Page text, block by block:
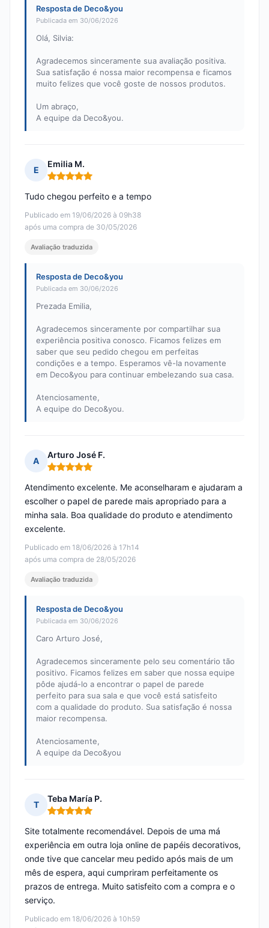
Resposta de Deco&you
Publicada em 30/06/2026
Olá, Silvia:
Agradecemos sinceramente sua avaliação positiva.
Sua satisfação é nossa maior recompensa e ficamos
muito felizes que você goste de nossos produtos.
Um abraço,
A equipe da Deco&you.
E
Emilia M.
Nota: 5 em 5
Publicado em 19/06/2026 à 09h38
após uma compra de 30/05/2026
Tudo chegou perfeito e a tempo
Avaliação traduzida
Resposta de Deco&you
Publicada em 30/06/2026
Prezada Emilia,
Agradecemos sinceramente por compartilhar sua
experiência positiva conosco. Ficamos felizes em
saber que seu pedido chegou em perfeitas
condições e a tempo. Esperamos vê-la novamente
em Deco&you para continuar embelezando sua casa.
Atenciosamente,
A equipe do Deco&you.
A
Arturo José F.
Nota: 5 em 5
Publicado em 18/06/2026 à 17h14
após uma compra de 28/05/2026
Atendimento excelente. Me aconselharam e ajudaram a
escolher o papel de parede mais apropriado para a
minha sala. Boa qualidade do produto e atendimento
excelente.
Avaliação traduzida
Resposta de Deco&you
Publicada em 30/06/2026
Caro Arturo José,
Agradecemos sinceramente pelo seu comentário tão
positivo. Ficamos felizes em saber que nossa equipe
pôde ajudá-lo a encontrar o papel de parede
perfeito para sua sala e que você está satisfeito
com a qualidade do produto. Sua satisfação é nossa
maior recompensa.
Atenciosamente,
A equipe da Deco&you
T
Teba María P.
Nota: 5 em 5
Publicado em 18/06/2026 à 10h59
Site totalmente recomendável. Depois de uma má
experiência em outra loja online de papéis decorativos,
onde tive que cancelar meu pedido após mais de um
mês de espera, aqui cumpriram perfeitamente os
prazos de entrega. Muito satisfeito com a compra e o
serviço.